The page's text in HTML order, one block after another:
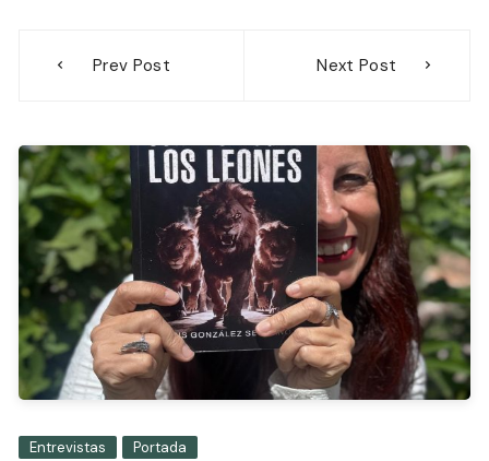
Prev Post Next Post
Entrevistas Portada